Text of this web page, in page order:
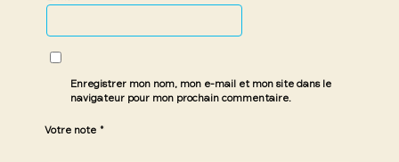
Enregistrer mon nom, mon e-mail et mon site dans le
navigateur pour mon prochain commentaire.
Votre note *